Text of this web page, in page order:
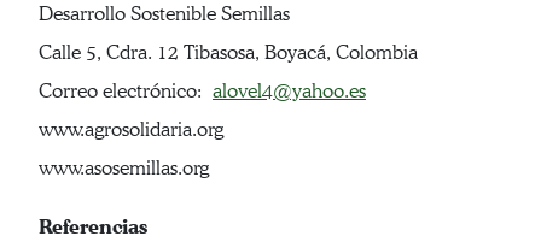
Desarrollo Sostenible Semillas
Calle 5, Cdra. 12 Tibasosa, Boyacá, Colombia
Correo electrónico: alovel4@yahoo.es
www.agrosolidaria.org
www.asosemillas.org
Referencias